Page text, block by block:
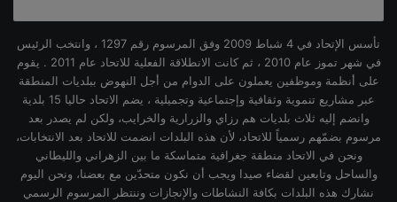
تأسس الإتحاد في 4 شباط 2009 وفق المرسوم رقم 1297 ، وانتخب الرئيس
في شهر تموز عام 2010 ، ثم كانت الانطلاقة الفعلية للاتحاد عام 2011 . يقوم
على أنظمة وموظفين يعملون على الدوام من أجل النهوض ببلديات المنطقة
عبر مشاريع تنموية وثقافية وإجتماعية وتجميلية ، يضم الاتحاد حاليا 15 بلدية
وانضم إليه ثلاث بلديات هم رزاي والزرارية والخرايب، ولكن لم يصدر بعد
مرسوم بضمّهم رسمياً للاتحاد، لأن هذه البلدات انضمت للاتحاد بعد الانتخابات،
ونحن في الاتحاد منطقة جغرافية متماسكة ما بين الزهراني والليطاني
والساحل وتابعين لقضاء صيدا ويجب أن نكون متحدّين مع بعضنا، ونحن اليوم
نشارك هذه البلدات بكافة النشاطات والإنجازات وننتظر المرسوم الرسمي